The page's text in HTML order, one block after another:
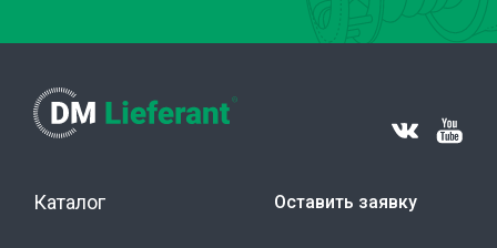
Каталог Оставить заявку